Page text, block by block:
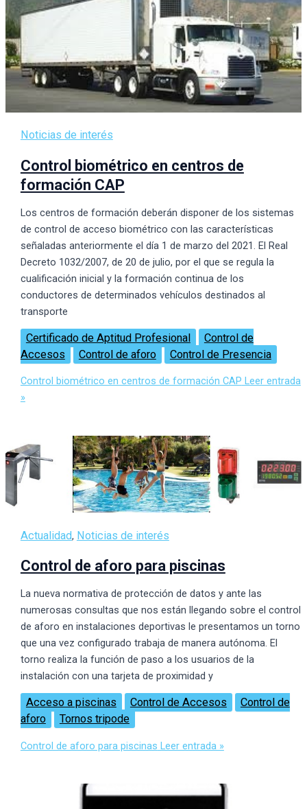
Noticias de interés
Control biométrico en centros de
formación CAP
Los centros de formación deberán disponer de los sistemas
de control de acceso biométrico con las características
señaladas anteriormente el día 1 de marzo del 2021. El Real
Decreto 1032/2007, de 20 de julio, por el que se regula la
cualificación inicial y la formación continua de los
conductores de determinados vehículos destinados al
transporte
Certificado de Aptitud Profesional
Control de
Accesos
Control de aforo Control de Presencia
Control biométrico en centros de formación CAP Leer entrada
»
Actualidad, Noticias de interés
Control de aforo para piscinas
La nueva normativa de protección de datos y ante las
numerosas consultas que nos están llegando sobre el control
de aforo en instalaciones deportivas le presentamos un torno
que una vez configurado trabaja de manera autónoma. El
torno realiza la función de paso a los usuarios de la
instalación con una tarjeta de proximidad y
Acceso a piscinas Control de Accesos
Control de
aforo
Tornos tripode
Control de aforo para piscinas Leer entrada »